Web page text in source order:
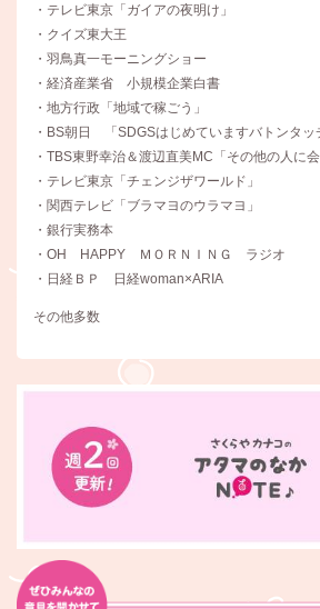
・テレビ東京「ガイアの夜明け」
・クイズ東大王
・羽鳥真一モーニングショー
・経済産業省 小規模企業白書
・地方行政「地域で稼ごう」
・BS朝日 「SDGSはじめていますバトンタッ
・TBS東野幸治＆渡辺直美MC「その他の人に会
・テレビ東京「チェンジザワールド」
・関西テレビ「ブラマヨのウラマヨ」
・銀行実務本
・OH HAPPY ＭＯＲＮＩＮＧ ラジオ
・日経ＢＰ 日経woman×ARIA
その他多数